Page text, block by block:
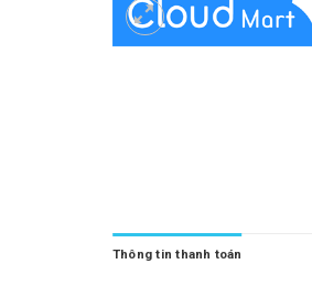
Thông tin thanh toán